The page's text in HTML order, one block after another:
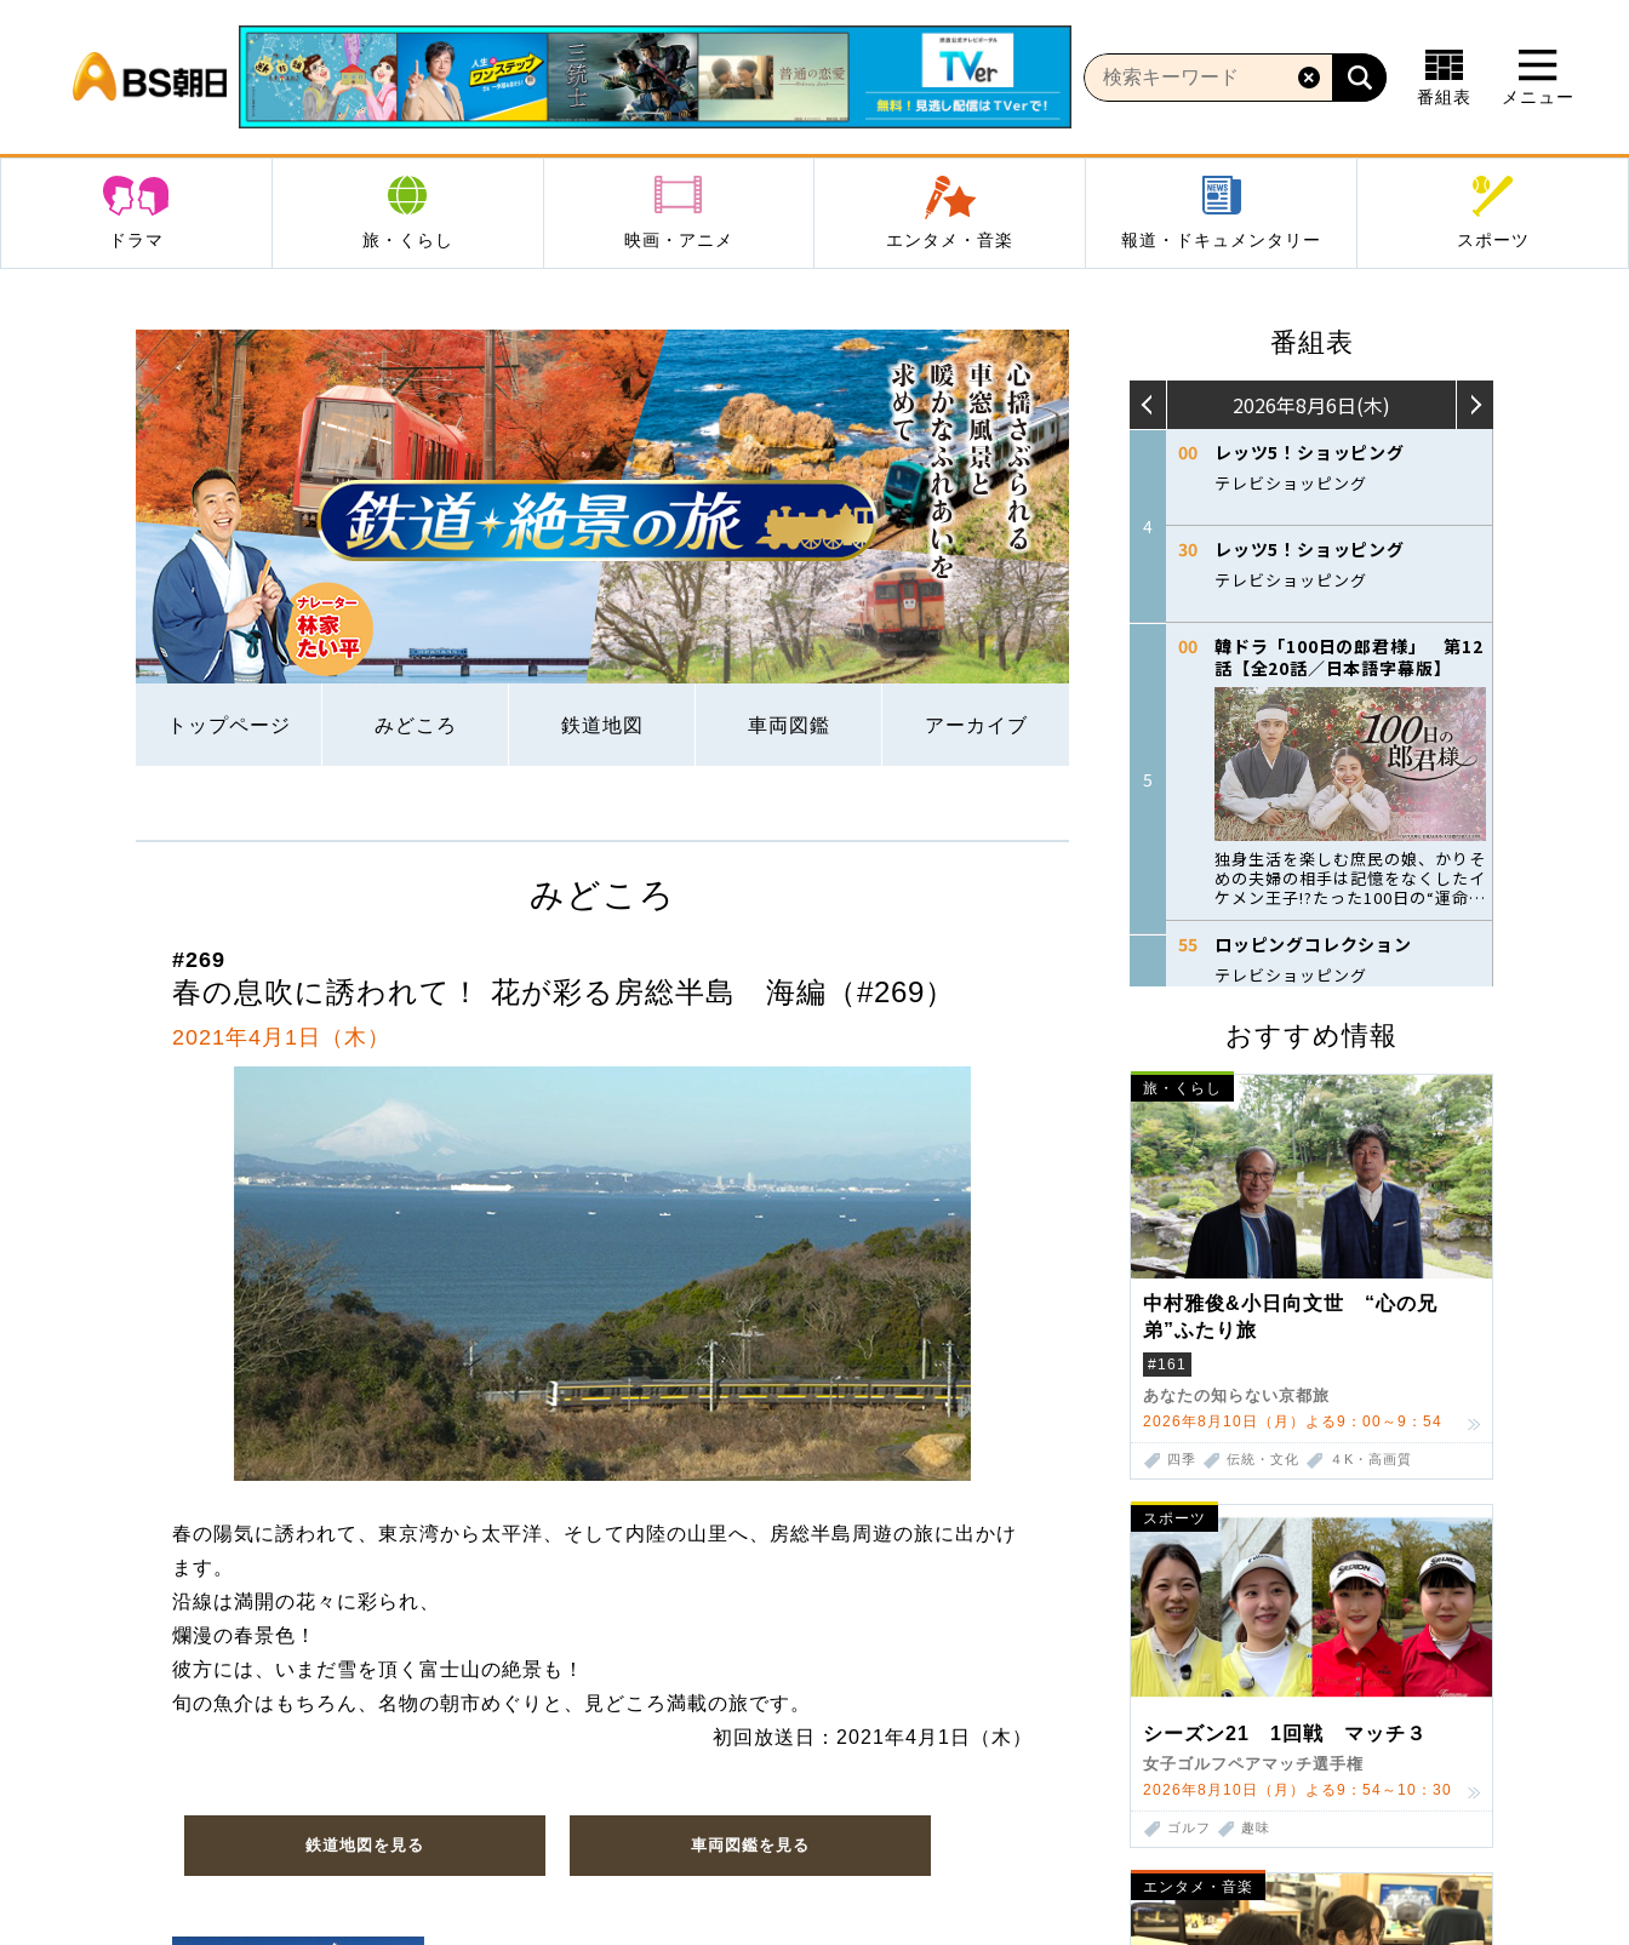
BS朝日
番組表 メニュー
ドラマ 旅・くらし 映画・アニメ エンタメ・音楽 報道・ドキュメンタリー スポーツ
トップページ みどころ 鉄道地図 車両図鑑 アーカイブ
番組表
おすすめ情報
旅・くらし
中村雅俊&小日向文世 “心の兄
弟”ふたり旅
#161
あなたの知らない京都旅
2026年8月10日（月）よる9：00～9：54
四季 伝統・文化 ４K・高画質
スポーツ
シーズン21 1回戦 マッチ３
女子ゴルフペアマッチ選手権
2026年8月10日（月）よる9：54～10：30
ゴルフ 趣味
エンタメ・音楽
みどころ
#269
春の息吹に誘われて！ 花が彩る房総半島 海編（#269）
2021年4月1日（木）
春の陽気に誘われて、東京湾から太平洋、そして内陸の山里へ、房総半島周遊の旅に出かけ
ます。
沿線は満開の花々に彩られ、
爛漫の春景色！
彼方には、いまだ雪を頂く富士山の絶景も！
旬の魚介はもちろん、名物の朝市めぐりと、見どころ満載の旅です。
初回放送日：2021年4月1日（木）
鉄道地図を見る 車両図鑑を見る